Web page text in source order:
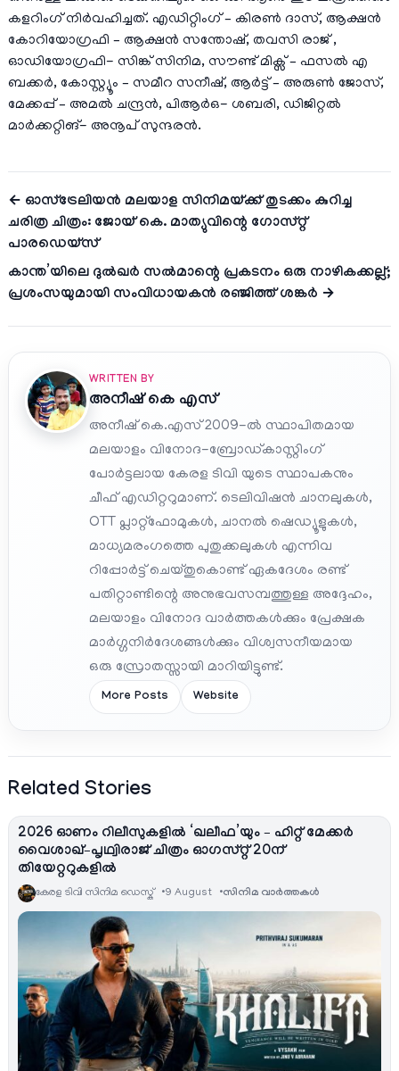
കളറിംഗ് നിർവഹിച്ചത്. എഡിറ്റിംഗ് – കിരൺ ദാസ്, ആക്ഷൻ
കോറിയോഗ്രഫി – ആക്ഷൻ സന്തോഷ്, തവസി രാജ് ,
ഓഡിയോഗ്രഫി- സിങ്ക് സിനിമ, സൗണ്ട് മിക്സ് – ഫസൽ എ
ബക്കർ, കോസ്റ്റ്യൂം – സമീറ സനീഷ്, ആർട്ട് – അരുൺ ജോസ്,
മേക്കപ്പ് – അമൽ ചന്ദ്രൻ, പിആർഒ- ശബരി, ഡിജിറ്റൽ
മാർക്കറ്റിങ്- അനൂപ് സുന്ദരൻ.
← ഓസ്‌ട്രേലിയൻ മലയാള സിനിമയ്ക്ക് തുടക്കം കുറിച്ച
ചരിത്ര ചിത്രം: ജോയ് കെ. മാത്യുവിന്റെ ഗോസ്റ്റ്
പാരഡെയ്സ്
കാന്ത’യിലെ ദുൽഖർ സൽമാന്റെ പ്രകടനം ഒരു നാഴികക്കല്ല്;
പ്രശംസയുമായി സംവിധായകൻ രഞ്ജിത്ത് ശങ്കർ →
WRITTEN BY
അനീഷ്‌ കെ എസ്
അനീഷ് കെ.എസ് 2009-ൽ സ്ഥാപിതമായ
മലയാളം വിനോദ-ബ്രോഡ്കാസ്റ്റിംഗ്
പോർട്ടലായ കേരള ടിവി യുടെ സ്ഥാപകനും
ചീഫ് എഡിറ്ററുമാണ്. ടെലിവിഷൻ ചാനലുകൾ,
OTT പ്ലാറ്റ്‌ഫോമുകൾ, ചാനൽ ഷെഡ്യൂളുകൾ,
മാധ്യമരംഗത്തെ പുതുക്കലുകൾ എന്നിവ
റിപ്പോർട്ട് ചെയ്തുകൊണ്ട് ഏകദേശം രണ്ട്
പതിറ്റാണ്ടിന്റെ അനുഭവസമ്പത്തുള്ള അദ്ദേഹം,
മലയാളം വിനോദ വാർത്തകൾക്കും പ്രേക്ഷക
മാർഗ്ഗനിർദേശങ്ങൾക്കും വിശ്വസനീയമായ
ഒരു സ്രോതസ്സായി മാറിയിട്ടുണ്ട്.
More Posts Website
Related Stories
2026 ഓണം റിലീസുകളിൽ ‘ഖലീഫ’യും – ഹിറ്റ് മേക്കർ
വൈശാഖ്–പൃഥ്വിരാജ് ചിത്രം ഓഗസ്റ്റ് 20ന്
തിയേറ്ററുകളിൽ
കേരള ടിവി സിനിമ ഡെസ്ക് 9 August സിനിമ വാര്‍ത്തകള്‍